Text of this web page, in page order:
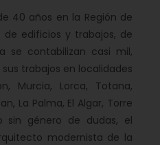
40 años en la Región de
edificios y trabajos, de
se contabilizan casi mil,
trabajos en localidades
Murcia, Lorca, Totana,
La Palma, El Algar, Torre
sin género de dudas, el
modernista de la